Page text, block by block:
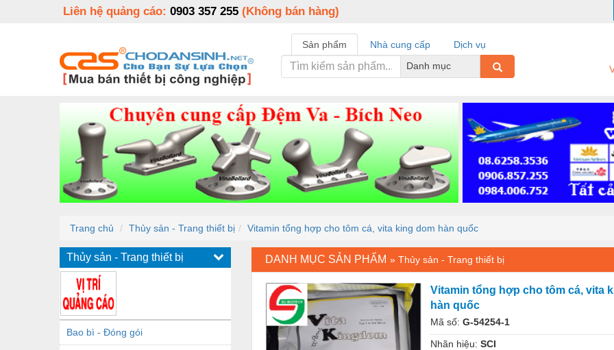
Liên hệ quảng cáo: 0903 357 255 (Không bán hàng)
Sản phẩm Nhà cung cấp
Dịch vụ
Danh mục
Trang chủ Thủy sản - Trang thiết bị Vitamin tổng hợp cho tôm cá, vita king dom hàn quốc
Thủy sản - Trang thiết bị
Bao bì - Đóng gói
DANH MỤC SẢN PHẨM » Thủy sản - Trang thiết bị
Vitamin tổng hợp cho tôm cá, vita
hàn quốc
Mã số: G-54254-1
Nhãn hiệu: SCI